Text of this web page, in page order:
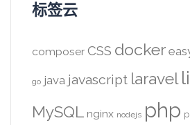
标签云
composer CSS docker
go java javascript laravel
MySQL nginx nodejs php